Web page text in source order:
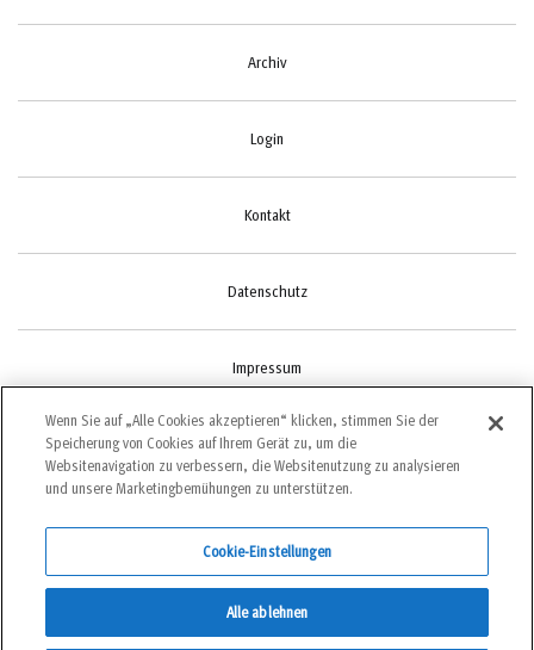
Archiv
Login
Kontakt
Datenschutz
Impressum
Cookie-Einstellungen
©2022 bergundsteigen
Wenn Sie auf „Alle Cookies akzeptieren“ klicken, stimmen Sie der
Speicherung von Cookies auf Ihrem Gerät zu, um die
Websitenavigation zu verbessern, die Websitenutzung zu analysieren
und unsere Marketingbemühungen zu unterstützen.
Cookie-Einstellungen
Alle ablehnen